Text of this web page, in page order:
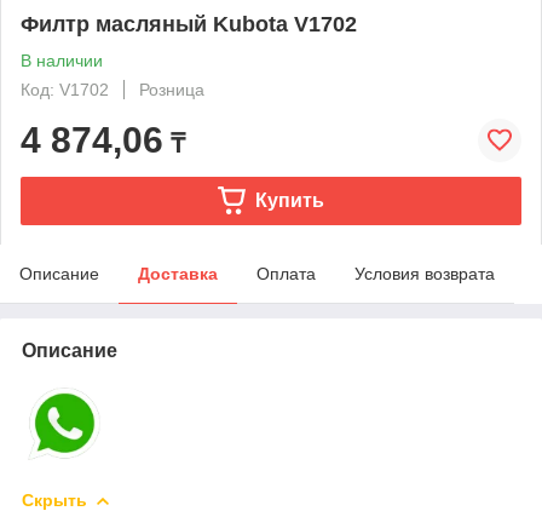
Филтр масляный Kubota V1702
В наличии
Код: V1702
Розница
4 874,06 ₸
Купить
Описание Доставка Оплата Условия возврата
Описание
Скрыть